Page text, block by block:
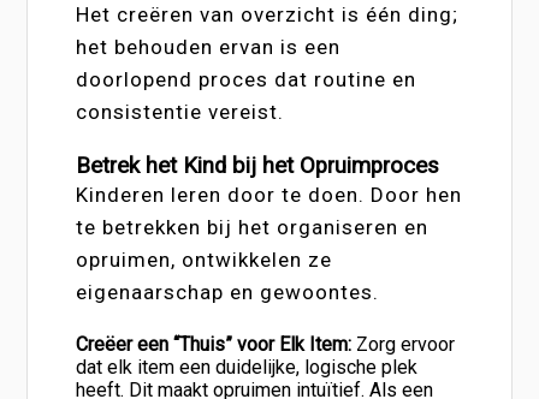
Het creëren van overzicht is één ding;
het behouden ervan is een
doorlopend proces dat routine en
consistentie vereist.
Betrek het Kind bij het Opruimproces
Kinderen leren door te doen. Door hen
te betrekken bij het organiseren en
opruimen, ontwikkelen ze
eigenaarschap en gewoontes.
Creëer een “Thuis” voor Elk Item: Zorg ervoor
dat elk item een duidelijke, logische plek
heeft. Dit maakt opruimen intuïtief. Als een